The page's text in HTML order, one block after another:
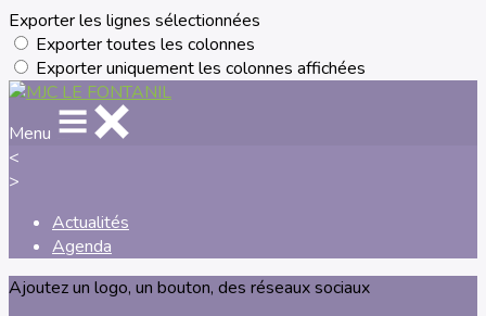
Exporter les lignes sélectionnées
Exporter toutes les colonnes
Exporter uniquement les colonnes affichées
Menu
<
>
Actualités
Agenda
Ajoutez un logo, un bouton, des réseaux sociaux